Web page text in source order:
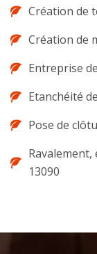
Création de
Création de
Entreprise
Etanchéité
Pose de
13090